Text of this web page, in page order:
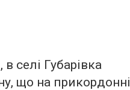
селі Губарівка
що на прикордонні